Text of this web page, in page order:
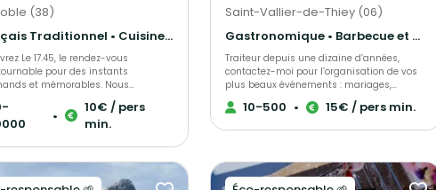
(38)
Français Traditionnel • Cuisine régionale • Pâtisseries et desserts
Le 17.45, le rendez-vous
pour des instants
et mémorables. Nous
l’art de sublimer vos
grâce à des produits
sélectionnés avec soin et
des planches de
et de charcuteries, nous mettons
des produits français et locaux
•
10€ / pers
min.
Saint-Vallier-de-Thiey (06)
Gastronomique • Barbecue et grillades • Français Traditionnel
Traiteur depuis une dizaine d’années,
contactez-moi pour l’organisation de vos
plus beaux événements : mariages,
baptêmes, anniversaires, cocktails
dinatoires, événements privés et
choix parmi nos assortiments de pièces
cocktails, nos ateliers culinaires (foie gras
10-500 • 15€ / pers min.